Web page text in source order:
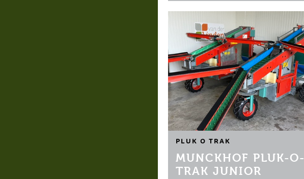
PLUK O TRAK
MUNCKHOF PLUK-O-
TRAK JUNIOR